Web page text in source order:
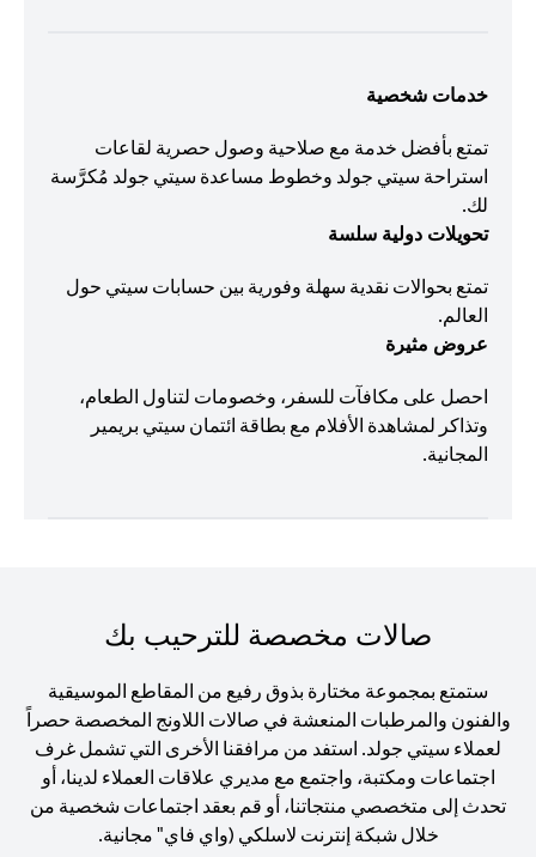
خدمات شخصية
تمتع بأفضل خدمة مع صلاحية وصول حصرية لقاعات
استراحة سيتي جولد وخطوط مساعدة سيتي جولد مُكرَّسة
لك.
تحويلات دولية سلسة
تمتع بحوالات نقدية سهلة وفورية بين حسابات سيتي حول
العالم.
عروض مثيرة
احصل على مكافآت للسفر، وخصومات لتناول الطعام،
وتذاكر لمشاهدة الأفلام مع بطاقة ائتمان سيتي بريمير
المجانية.
صالات مخصصة للترحيب بك
ستمتع بمجموعة مختارة بذوق رفيع من المقاطع الموسيقية
والفنون والمرطبات المنعشة في صالات اللاونج المخصصة حصراً
لعملاء سيتي جولد. استفد من مرافقنا الأخرى التي تشمل غرف
اجتماعات ومكتبة، واجتمع مع مديري علاقات العملاء لدينا، أو
تحدث إلى متخصصي منتجاتنا، أو قم بعقد اجتماعات شخصية من
خلال شبكة إنترنت لاسلكي (واي فاي" مجانية.